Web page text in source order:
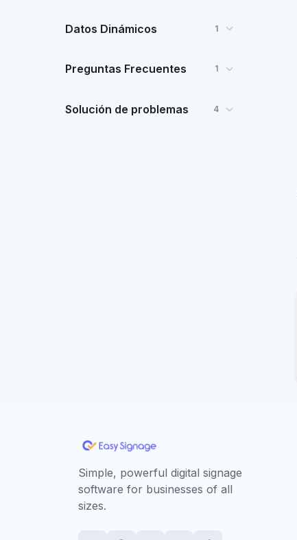
Datos Dinámicos 1
Preguntas Frecuentes 1
Solución de problemas 4
Simple, powerful digital signage
software for businesses of all
sizes.